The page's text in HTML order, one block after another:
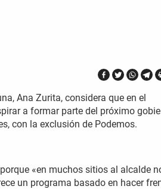
Ana Zurita, considera que en el
a formar parte del próximo
con la exclusión de Podemos.
«en muchos sitios al alcalde
un programa basado en hacer